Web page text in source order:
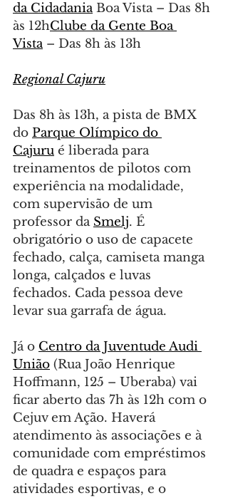
da Cidadania Boa Vista – Das 8h
às 12hClube da Gente Boa
Vista – Das 8h às 13h
Regional Cajuru
Das 8h às 13h, a pista de BMX
do Parque Olímpico do
Cajuru é liberada para
treinamentos de pilotos com
experiência na modalidade,
com supervisão de um
professor da Smelj. É
obrigatório o uso de capacete
fechado, calça, camiseta manga
longa, calçados e luvas
fechados. Cada pessoa deve
levar sua garrafa de água.
Já o Centro da Juventude Audi
União (Rua João Henrique
Hoffmann, 125 – Uberaba) vai
ficar aberto das 7h às 12h com o
Cejuv em Ação. Haverá
atendimento às associações e à
comunidade com empréstimos
de quadra e espaços para
atividades esportivas, e o